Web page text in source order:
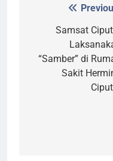
navigation
Samsat
“Samber” di
Sakit